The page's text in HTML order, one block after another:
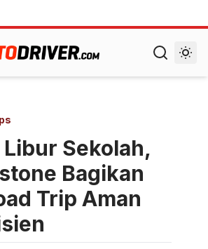
Sekolah,
Bagikan
Trip Aman